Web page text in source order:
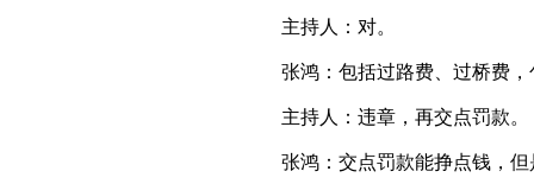
主持人：对。
张鸿：包括过路费、过桥费，
主持人：违章，再交点罚款。
张鸿：交点罚款能挣点钱，但